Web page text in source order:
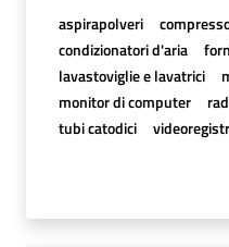
aspirapolveri
condizionatori d'aria
lavastoviglie e lavatrici
monitor di computer
tubi catodici